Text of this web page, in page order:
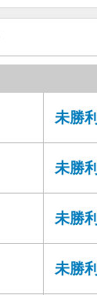
未勝利
未勝利
未勝利
未勝利